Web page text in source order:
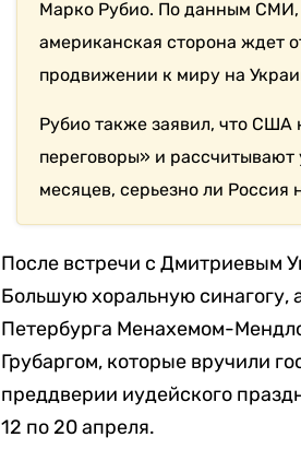
Марко Рубио. По данным СМИ,
американская сторона ждет
продвижении к миру на
Рубио также заявил, что США
переговоры» и рассчитывают
месяцев, серьезно ли Россия
После встречи с Дмитриевым
Большую хоральную синагогу,
Петербурга Менахемом-
Грубаргом, которые вручили
преддверии иудейского
12 по 20 апреля.